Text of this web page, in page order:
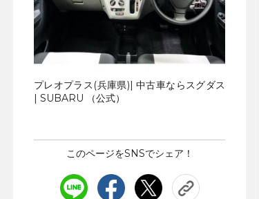
プレオプラス(兵庫県)| 中古車ならスグダス
| SUBARU （公式）
このページをSNSでシェア！